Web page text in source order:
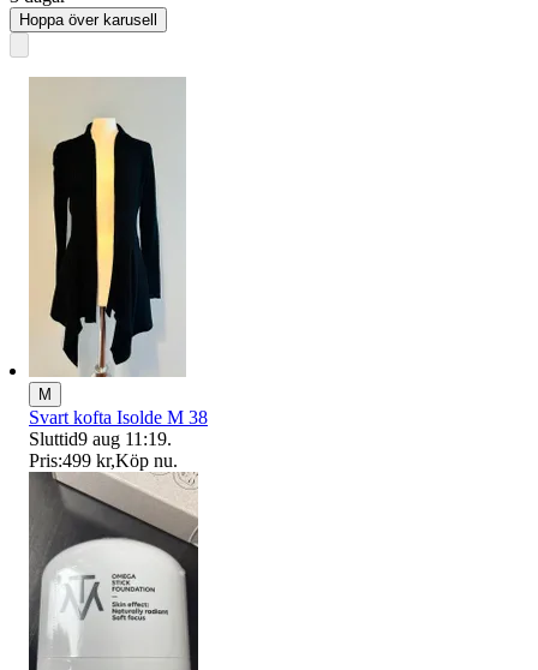
Hoppa över karusell
M
Svart kofta Isolde M 38
Sluttid9 aug 11:19.
Pris:499 kr,Köp nu.